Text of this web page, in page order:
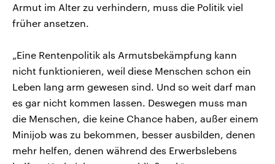
Armut im Alter zu verhindern, muss die Politik viel
früher ansetzen.
„Eine Rentenpolitik als Armutsbekämpfung kann
nicht funktionieren, weil diese Menschen schon ein
Leben lang arm gewesen sind. Und so weit darf man
es gar nicht kommen lassen. Deswegen muss man
die Menschen, die keine Chance haben, außer einem
Minijob was zu bekommen, besser ausbilden, denen
mehr helfen, denen während des Erwerbslebens